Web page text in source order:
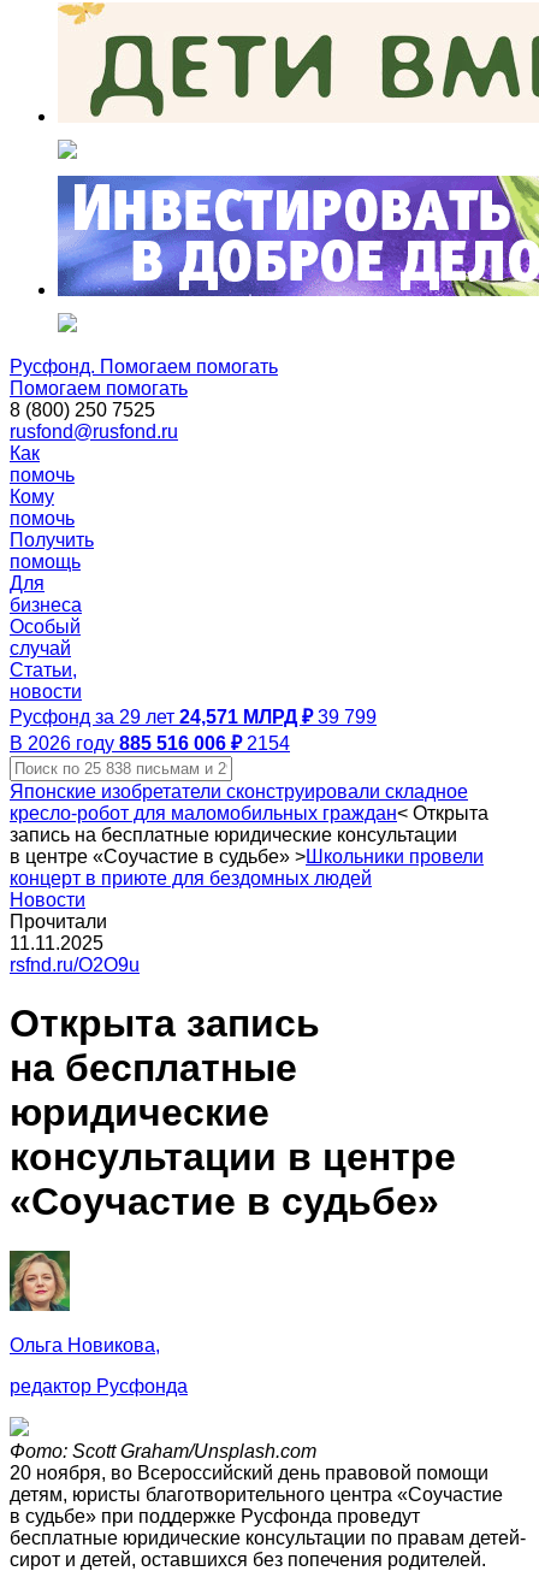
Русфонд. Помогаем помогать
Помогаем помогать
8 (800) 250 7525
rusfond@rusfond.ru
Как
помочь
Кому
помочь
Получить
помощь
Для
бизнеса
Особый
случай
Статьи,
новости
Русфонд за 29 лет 24,571 МЛРД ₽ 39 799
В 2026 году 885 516 006 ₽ 2154
Японские изобретатели сконструировали складное
кресло‑робот для маломобильных граждан< Открыта
запись на бесплатные юридические консультации
в центре «Соучастие в судьбе» >Школьники провели
концерт в приюте для бездомных людей
Новости
Прочитали
11.11.2025
rsfnd.ru/O2O9u
Открыта запись
на бесплатные
юридические
консультации в центре
«Соучастие в судьбе»
Ольга Новикова,
редактор Русфонда
Фото: Scott Graham/Unsplash.com
20 ноября, во Всероссийский день правовой помощи
детям, юристы благотворительного центра «Соучастие
в судьбе» при поддержке Русфонда проведут
бесплатные юридические консультации по правам детей-
сирот и детей, оставшихся без попечения родителей.